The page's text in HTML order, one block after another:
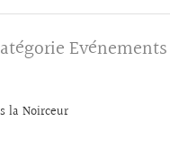
Evénements
la Noirceur